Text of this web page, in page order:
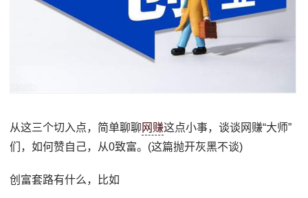
从这三个切入点，简单聊聊 网赚这点小事，谈谈网赚“大师”
们，如何赞自己，从0致富。(这篇抛开灰黑不谈)
创富套路有什么，比如